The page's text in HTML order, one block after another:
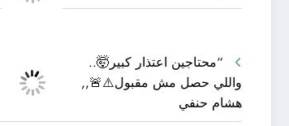
“محتاجين اعتذار كبير🤯..
واللي حصل مش مقبول⚠️🚨,,
هشام حنفي